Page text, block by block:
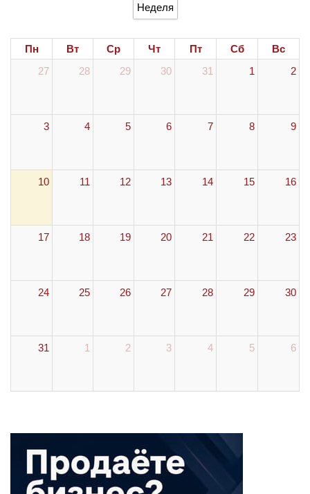
Неделя
Пн Вт Ср Чт Пт Сб
Вс
27
28 29 30 31 1 2
3 4 5 6 7 8 9
10 11 12 13 14 15 16
17 18 19 20 21 22 23
24 25 26 27 28 29 30
31 1 2 3 4 5 6